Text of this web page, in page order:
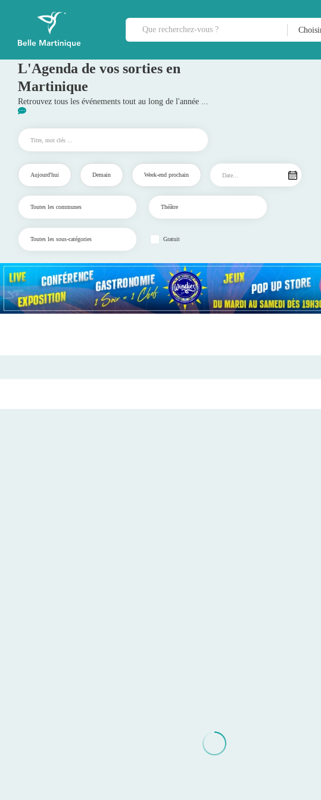
L'Agenda de vos sorties en
Martinique
Retrouvez tous les événements tout au long de l'année ...
Aujourd'hui Demain Week-end prochain
Gratuit